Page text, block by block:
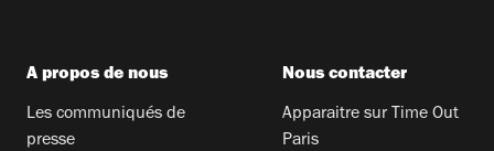
A propos de nous
Les communiqués de
presse
Nous contacter
Apparaitre sur Time Out
Paris